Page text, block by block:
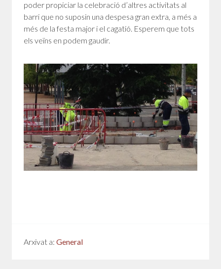
poder propiciar la celebració d’altres activitats al
barri que no suposin una despesa gran extra, a més a
més de la festa major i el cagatió. Esperem que tots
els veïns en podem gaudir.
Arxivat a: General